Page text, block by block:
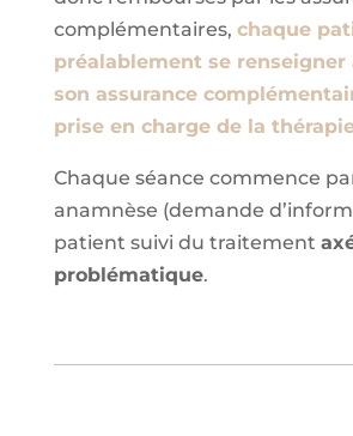
complémentaires, chaque
préalablement se renseigner
son assurance
prise en charge de la
Chaque séance commence
anamnèse (demande
patient suivi du traitement
problématique.